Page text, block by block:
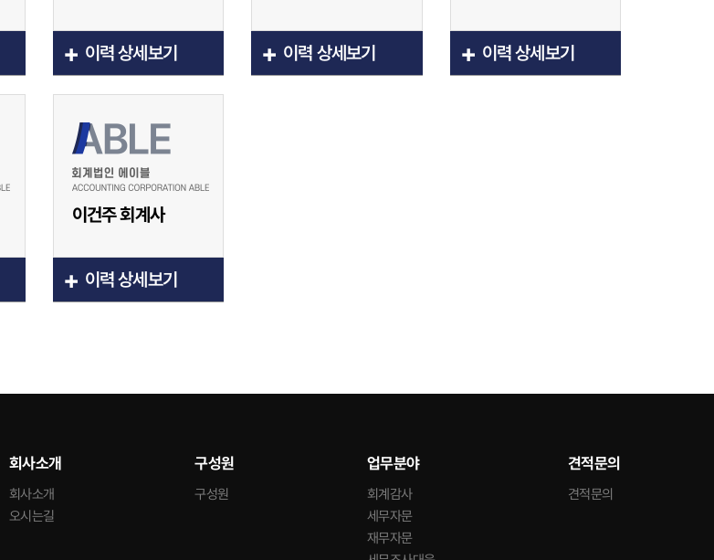
+ 이력 상세보기 + 이력 상세보기 + 이력 상세보기
이건주 회계사
+ 이력 상세보기
회사소개
회사소개
오시는길
구성원
구성원
업무분야
회계감사
세무자문
재무자문
견적문의
견적문의